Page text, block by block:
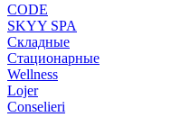
CODE
SKYY SPA
Складные
Стационарные
Wellness
Lojer
Conselieri